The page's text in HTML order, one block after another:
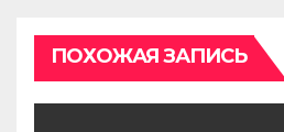
ПОХОЖАЯ ЗАПИСЬ